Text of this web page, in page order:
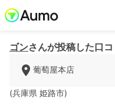
ゴンさんが投稿した口コ
葡萄屋本店
(兵庫県 姫路市)